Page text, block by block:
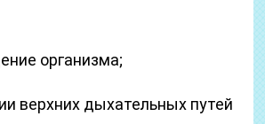
организма;
верхних дыхательных путей